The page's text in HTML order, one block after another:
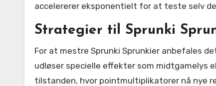
accelererer eksponentielt for at teste selv
Strategier til Sprunki
For at mestre Sprunki Sprunkier anbefales
udløser specielle effekter som midtgamelys
tilstanden, hvor pointmultiplikatorer nå nye